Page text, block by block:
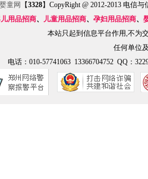
童网 【3328】CopyRight @ 2012-2013 电信
用品招商、 儿童用品招商、 孕妇用品招商、
本站只起到信息平台作用,不为
任何单位
电话：010-57741063 13366704752 QQ：